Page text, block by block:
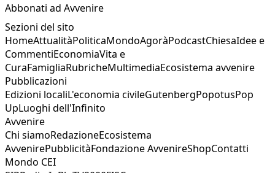
Abbonati ad Avvenire
Sezioni del sito
HomeAttualitàPoliticaMondoAgoràPodcastChiesaIdee e
CommentiEconomiaVita e
CuraFamigliaRubricheMultimediaEcosistema avvenire
Pubblicazioni
Edizioni localiL'economia civileGutenbergPopotusPop
UpLuoghi dell'Infinito
Avvenire
Chi siamoRedazioneEcosistema
AvvenirePubblicitàFondazione AvvenireShopContatti
Mondo CEI